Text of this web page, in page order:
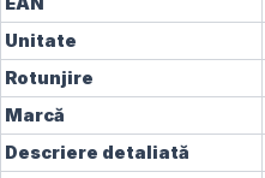
Unitate
Rotunjire
Marcă
Descriere detaliată